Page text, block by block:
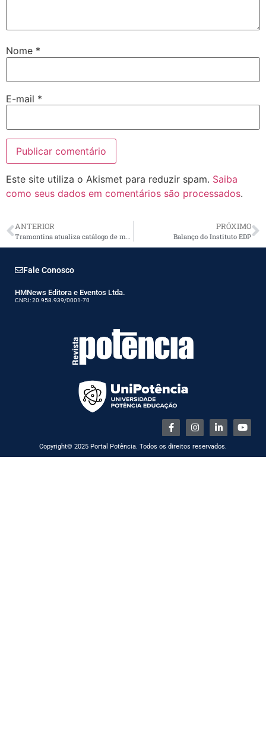
Nome *
E-mail *
Este site utiliza o Akismet para reduzir spam. Saiba
como seus dados em comentários são processados.
ANTERIOR
Tramontina atualiza catálogo de materiais elétricos
PRÓXIMO
Balanço do Instituto EDP
Fale Conosco
HMNews Editora e Eventos Ltda.
CNPJ: 20.958.939/0001-70
Copyright© 2025 Portal Potência. Todos os direitos reservados.